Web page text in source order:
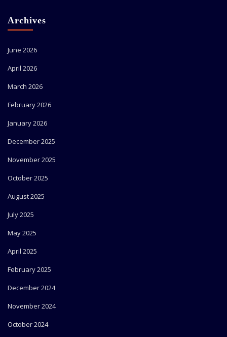
Archives
June 2026
April 2026
March 2026
February 2026
January 2026
December 2025
November 2025
October 2025
August 2025
July 2025
May 2025
April 2025
February 2025
December 2024
November 2024
October 2024